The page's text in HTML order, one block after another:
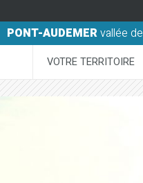
PONT-AUDEMERvallée
VOTRE TERRITOIRE